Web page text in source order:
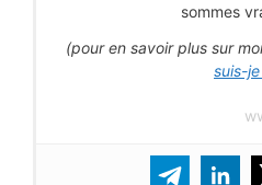
sommes
(pour en savoir plus sur
suis-je